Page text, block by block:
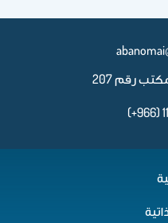
المحاضرة السادسة -347 نبت -الجغرافيا
(+966)